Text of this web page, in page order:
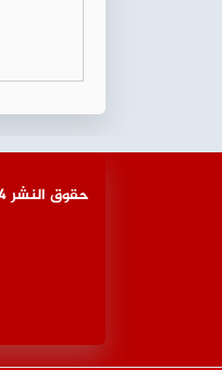
© حقوق النشر 2024، جميع الحقوق محفوظة | أخبار الأردن